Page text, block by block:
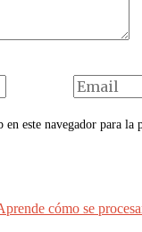
este navegador para la
cómo se